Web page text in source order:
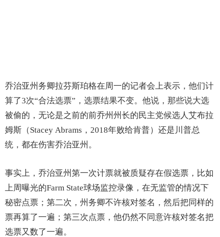
乔治亚州务卿拉芬斯珀格在周一的记者会上表示，他们计
算了3次“合法选票”，选票结果不变。他说，那些说大选
被偷的，无论是之前的前乔州州长的民主党候选人艾布拉
姆斯（Stacey Abrams，2018年败给肯普）还是川普总
统，都在伤害乔治亚州。
事实上，乔治亚州第一次计票就被质疑存在假选票，比如
上周曝光的Farm State球场监控录像，在无监管的情况下
秘密点票；第二次，州务卿不许核对签名，然后把同样的
票再算了一遍；第三次点票，他仍然不同意许核对签名把
选票又数了一遍。